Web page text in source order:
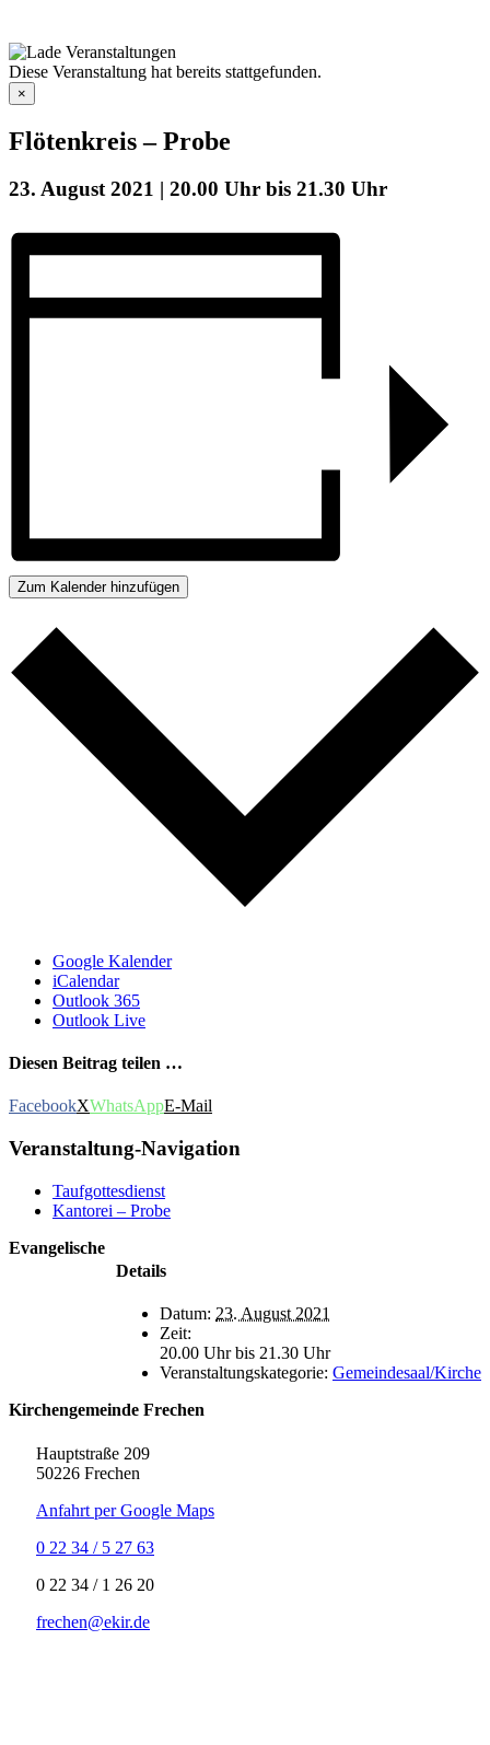
Diese Veranstaltung hat bereits stattgefunden.
×
Flötenkreis – Probe
23. August 2021 | 20.00 Uhr bis 21.30 Uhr
Zum Kalender hinzufügen
Google Kalender
iCalendar
Outlook 365
Outlook Live
Diesen Beitrag teilen …
FacebookXWhatsAppE-Mail
Veranstaltung-Navigation
Taufgottesdienst
Kantorei – Probe
Details
Datum: 23. August 2021
Zeit:
20.00 Uhr bis 21.30 Uhr
Veranstaltungskategorie: Gemeindesaal/Kirche
Evangelische
Kirchengemeinde Frechen
Hauptstraße 209
50226 Frechen
Anfahrt per Google Maps
0 22 34 / 5 27 63
‍0 22 34 / ‍1 26 20
frechen@ekir.de